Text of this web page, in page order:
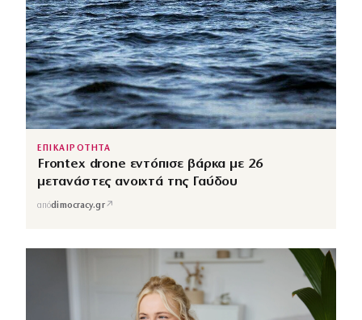
ΕΠΙΚΑΙΡΟΤΗΤΑ
Frontex drone εντόπισε βάρκα με 26
μετανάστες ανοιχτά της Γαύδου
απόdimocracy.gr↗